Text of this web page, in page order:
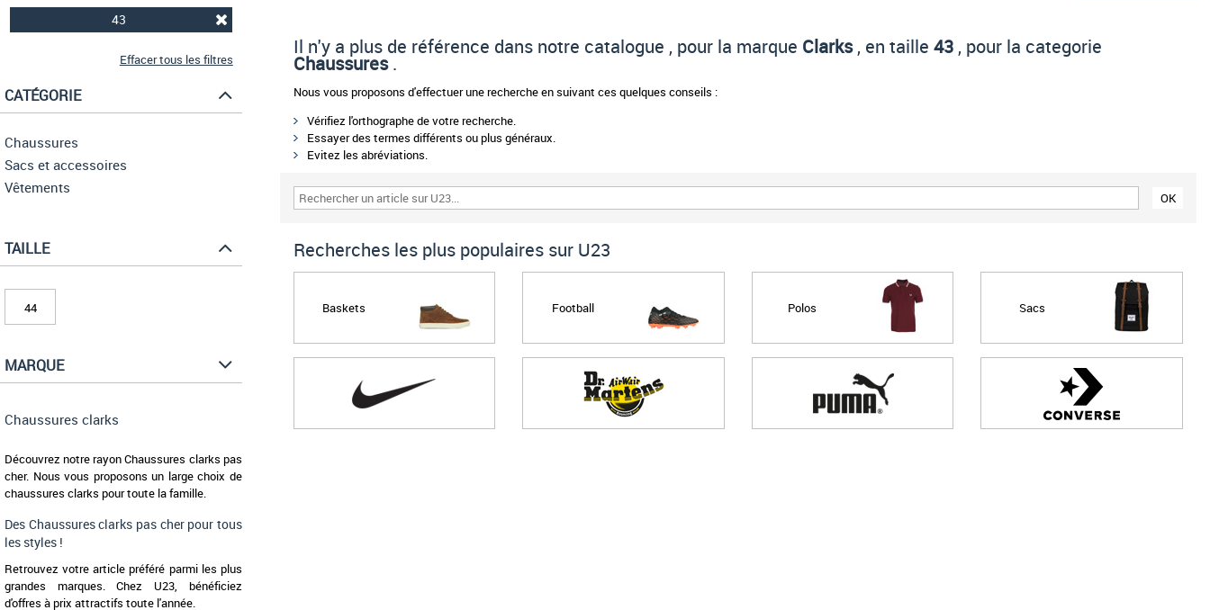
43
Effacer tous les filtres
CATÉGORIE
Chaussures
Sacs et accessoires
Vêtements
TAILLE
44
MARQUE
Chaussures clarks
Découvrez notre rayon Chaussures clarks pas
cher. Nous vous proposons un large choix de
chaussures clarks pour toute la famille.
Des Chaussures clarks pas cher pour tous
les styles !
Retrouvez votre article préféré parmi les plus
grandes marques. Chez U23, bénéficiez
d'offres à prix attractifs toute l'année.
Prix croissant
Il n'y a plus de référence dans notre catalogue , pour la marque Clarks, en taille 43, pour la categorie
Chaussures.
Nous vous proposons d'effectuer une recherche en suivant ces quelques conseils :
Vérifiez l'orthographe de votre recherche.
Essayer des termes différents ou plus généraux.
Evitez les abréviations.
Recherches les plus populaires sur U23
Baskets Football Polos Sacs